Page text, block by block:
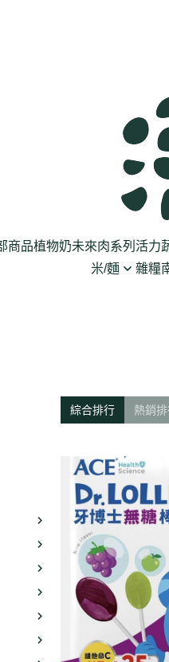
商品植物奶未來肉系列 活力
湯底
米/麵
義大利麵
雜糧
乾素料
綜合排行 熱銷